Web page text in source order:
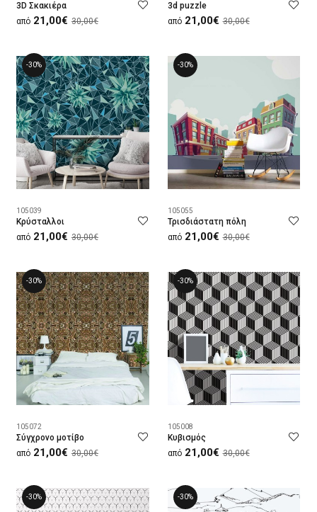
3D Σκακιέρα
από 21,00€ 30,00€
3d puzzle
από 21,00€ 30,00€
-30%
105039
Κρύσταλλοι
από 21,00€ 30,00€
-30%
105055
Τρισδιάστατη πόλη
από 21,00€ 30,00€
-30%
105072
Σύγχρονο μοτίβο
από 21,00€ 30,00€
-30%
105008
Κυβισμός
από 21,00€ 30,00€
-30% -30%